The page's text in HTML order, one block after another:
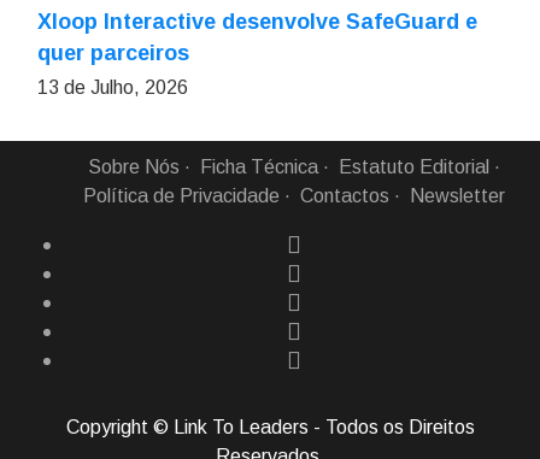
Xloop Interactive desenvolve SafeGuard e
quer parceiros
13 de Julho, 2026
Sobre Nós Ficha Técnica
Estatuto Editorial
Política de Privacidade
Contactos Newsletter
Copyright © Link To Leaders - Todos os Direitos